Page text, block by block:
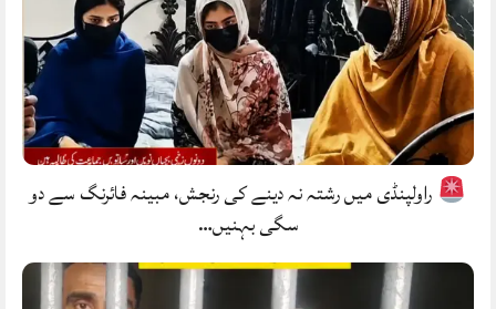
راولپنڈی میں رشتہ نہ دینے کی رنجش، مبینہ فائرنگ سے دو
سگی بہنیں…